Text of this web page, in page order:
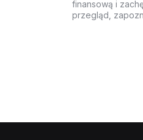
finansową i
przegląd,